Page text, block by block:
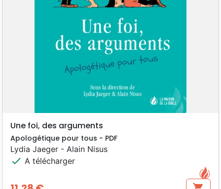
Une foi, des arguments
Apologétique pour tous - PDF
Lydia Jaeger - Alain Nisus
check A télécharger